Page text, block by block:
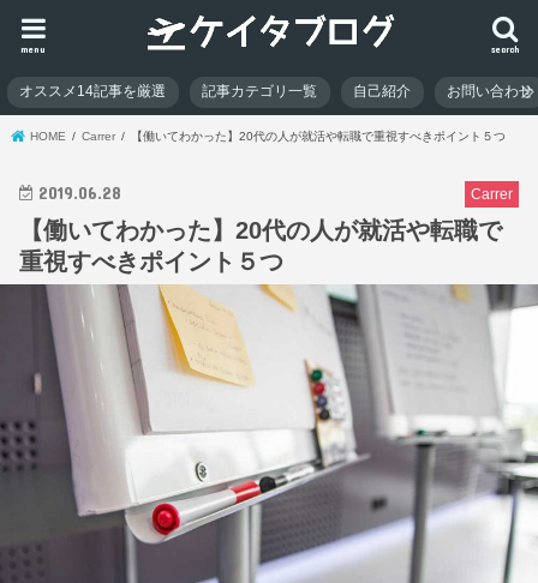
search
menu
オススメ14記事を厳選 記事カテゴリ一覧 自己紹介 お問い合わせ
HOME Carrer 【働いてわかった】20代の人が就活や転職で重視すべきポイント５つ
Carrer
2019.06.28
【働いてわかった】20代の人が就活や転職で
重視すべきポイント５つ